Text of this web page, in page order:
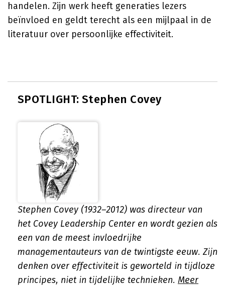
handelen. Zijn werk heeft generaties lezers
beïnvloed en geldt terecht als een mijlpaal in de
literatuur over persoonlijke effectiviteit.
SPOTLIGHT: Stephen Covey
Stephen Covey (1932–2012) was directeur van
het Covey Leadership Center en wordt gezien als
een van de meest invloedrijke
managementauteurs van de twintigste eeuw. Zijn
denken over effectiviteit is geworteld in tijdloze
principes, niet in tijdelijke technieken. Meer